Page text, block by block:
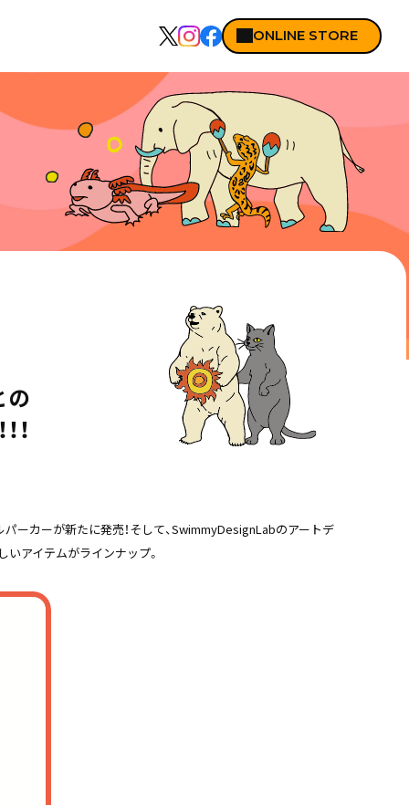
ONLINE STORE
の
！
ーカーが新たに発売！そして、SwimmyDesignLabのアートデ
いアイテムがラインナップ。